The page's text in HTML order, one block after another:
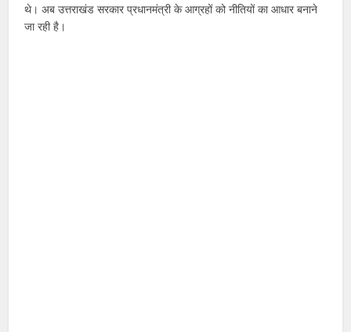
थे। अब उत्तराखंड सरकार प्रधानमंत्री के आग्रहों को नीतियों का आधार बनाने
जा रही है।